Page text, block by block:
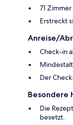
71 Zimmer
Erstreckt
Anreise/
Check-in
Der
Besondere
Die
besetzt.